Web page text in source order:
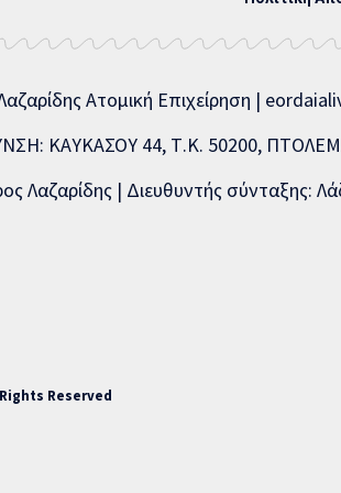
Ατομική Επιχείρηση |
ΚΑΥΚΑΣΟΥ 44, Τ.Κ. 50200,
Λαζαρίδης | Διευθυντής σύνταξης:
Reserved